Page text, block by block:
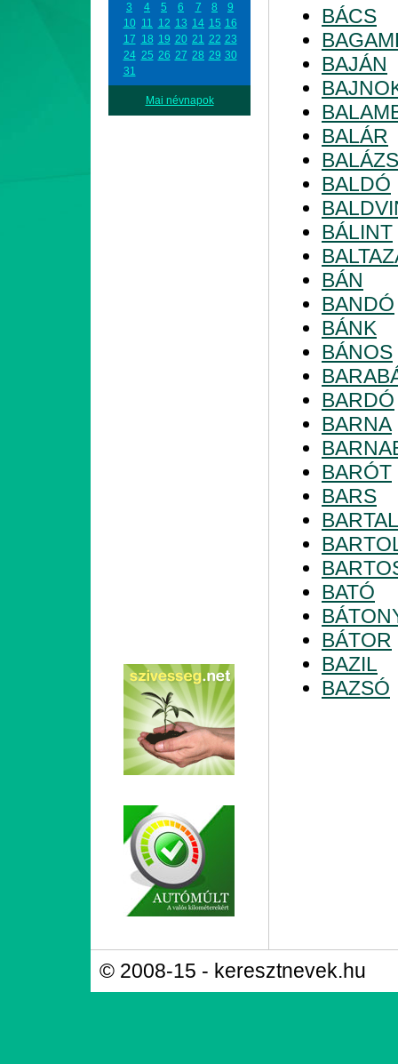
3
4 5 6 7 8
9
10 11 12 13 14 15 16
17 18 19 20 21 22 23
24 25 26 27 28 29 30
31
Mai névnapok
BÁCS
BAJÁN
BALÁR
BALÁZS
BALDÓ
BÁLINT
BÁN
BANDÓ
BÁNK
BÁNOS
BARDÓ
BARNA
BARÓT
BARS
BARTAL
BATÓ
BÁTOR
BAZIL
BAZSÓ
© 2008-15 - keresztnevek.hu